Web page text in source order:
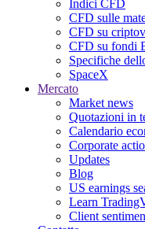
Indici CFD
CFD sulle
CFD su
CFD su fondi
Specifiche
SpaceX
Mercato
Market news
Quotazioni in
Calendario
Corporate
Updates
Blog
US earnings
Learn
Client